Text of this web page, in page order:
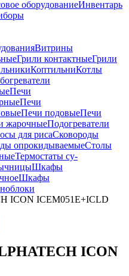
оборудованиеИнвентарь
Витрины
Грили контактныеГрили
КоптильниКотлы
Печи
Печи
Печи подовыеПечи
жарочныеПодогреватели
для рисаСковороды
опрокидываемыеСтолы
Термостаты су-
Шкафы
Шкафы
ICON ICEM051E+ICLD
ICON